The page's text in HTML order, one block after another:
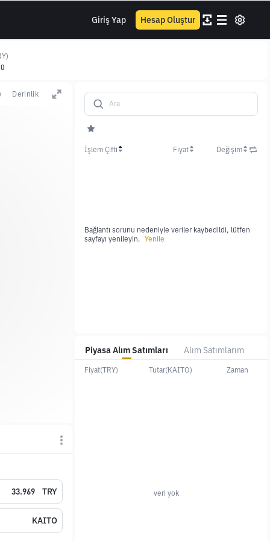
Giriş Yap Hesap Oluştur
Derinlik
TRY
KAITO
Piyasa Alım Satımları Alım Satımlarım
Fiyat(TRY) Tutar(KAITO) Zaman
veri yok
İşlem Çifti Fiyat Değişim
Bağlantı sorunu nedeniyle veriler kaybedildi, lütfen
sayfayı yenileyin. Yenile